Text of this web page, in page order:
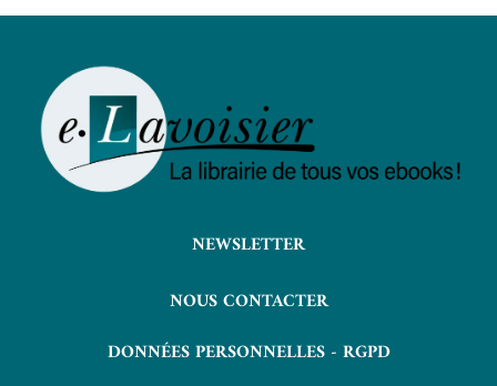
NEWSLETTER
NOUS CONTACTER
DONNÉES PERSONNELLES - RGPD